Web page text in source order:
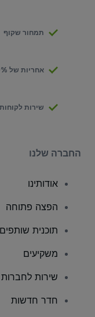
תמחור שקוף
אחריות של 100% על כל עסקה
שירות
החברה שלנו
אודותינו
הפצה פתוחה
תוכנית שותפים
משקיעים
שירות לחברות
חדר חדשות